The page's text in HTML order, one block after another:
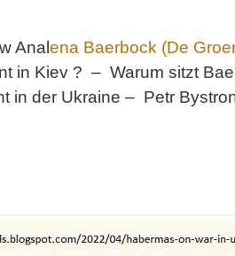
Analena Baerbock (De
in Kiev ? – Warum sitzt
in der Ukraine – Petr